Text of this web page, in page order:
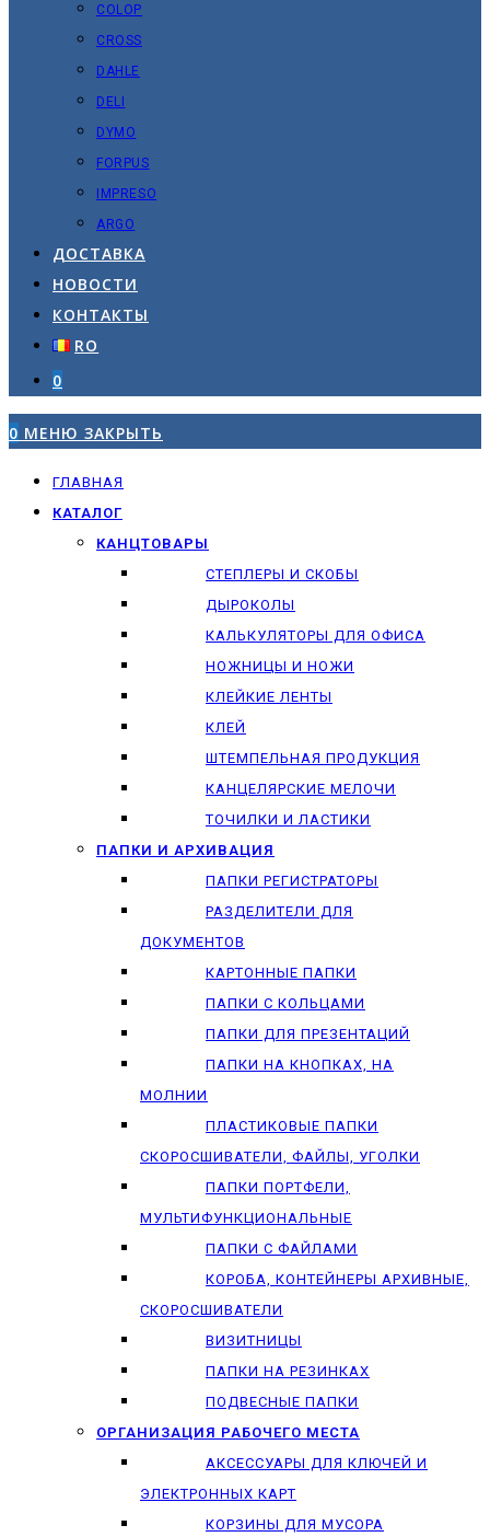
COLOP
CROSS
DAHLE
DELI
DYMO
FORPUS
IMPRESO
ARGO
ДОСТАВКА
НОВОСТИ
КОНТАКТЫ
RO
0
0 МЕНЮ ЗАКРЫТЬ
ГЛАВНАЯ
КАТАЛОГ
КАНЦТОВАРЫ
СТЕПЛЕРЫ И СКОБЫ
ДЫРОКОЛЫ
КАЛЬКУЛЯТОРЫ ДЛЯ ОФИСА
НОЖНИЦЫ И НОЖИ
КЛЕЙКИЕ ЛЕНТЫ
КЛЕЙ
ШТЕМПЕЛЬНАЯ ПРОДУКЦИЯ
КАНЦЕЛЯРСКИЕ МЕЛОЧИ
ТОЧИЛКИ И ЛАСТИКИ
ПАПКИ И АРХИВАЦИЯ
ПАПКИ РЕГИСТРАТОРЫ
РАЗДЕЛИТЕЛИ ДЛЯ
ДОКУМЕНТОВ
КАРТОННЫЕ ПАПКИ
ПАПКИ С КОЛЬЦАМИ
ПАПКИ ДЛЯ ПРЕЗЕНТАЦИЙ
ПАПКИ НА КНОПКАХ, НА
МОЛНИИ
ПЛАСТИКОВЫЕ ПАПКИ
СКОРОСШИВАТЕЛИ, ФАЙЛЫ, УГОЛКИ
ПАПКИ ПОРТФЕЛИ,
МУЛЬТИФУНКЦИОНАЛЬНЫЕ
ПАПКИ С ФАЙЛАМИ
КОРОБА, КОНТЕЙНЕРЫ АРХИВНЫЕ,
СКОРОСШИВАТЕЛИ
ВИЗИТНИЦЫ
ПАПКИ НА РЕЗИНКАХ
ПОДВЕСНЫЕ ПАПКИ
ОРГАНИЗАЦИЯ РАБОЧЕГО МЕСТА
АКСЕССУАРЫ ДЛЯ КЛЮЧЕЙ И
ЭЛЕКТРОННЫХ КАРТ
КОРЗИНЫ ДЛЯ МУСОРА